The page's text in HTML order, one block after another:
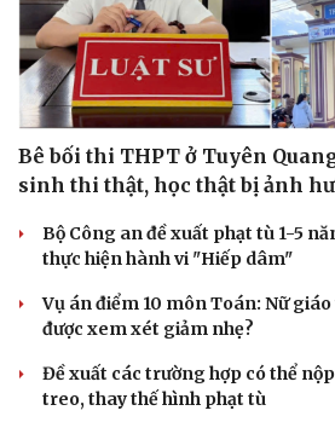
Bê bối thi THPT ở Tuyên
sinh thi thật, học thật bị ảnh
Bộ Công an đề xuất phạt tù 1-5
thực hiện hành vi "Hiếp dâm"
Vụ án điểm 10 môn Toán: Nữ
được xem xét giảm nhẹ?
Đề xuất các trường hợp có thể
treo, thay thế hình phạt tù